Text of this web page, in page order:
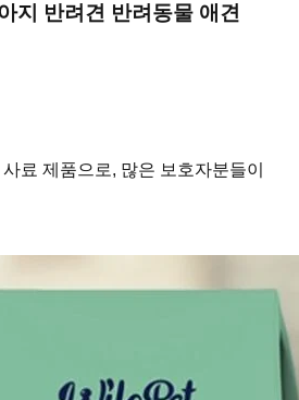
지 반려견 반려동물 애견
료 제품으로, 많은 보호자분들이